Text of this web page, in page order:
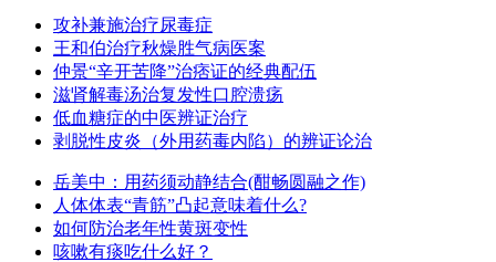
攻补兼施治疗尿毒症
王和伯治疗秋燥胜气病医案
仲景“辛开苦降”治痞证的经典配伍
滋肾解毒汤治复发性口腔溃疡
低血糖症的中医辨证治疗
剥脱性皮炎（外用药毒内陷）的辨证论治
岳美中：用药须动静结合(酣畅圆融之作)
人体体表“青筋”凸起意味着什么?
如何防治老年性黄斑变性
咳嗽有痰吃什么好？